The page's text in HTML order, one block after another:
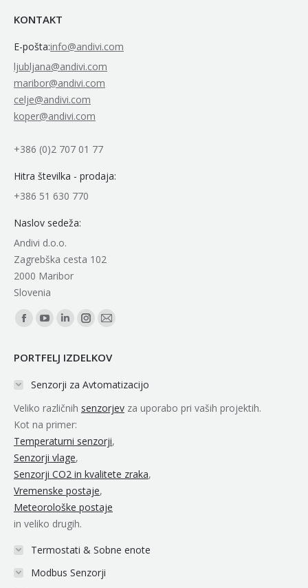
KONTAKT
E-pošta:info@andivi.com
ljubljana@andivi.com
maribor@andivi.com
celje@andivi.com
koper@andivi.com
+386 (0)2 707 01 77
Hitra številka - prodaja:
+386 51 630 770
Naslov sedeža:
Andivi d.o.o.
Zagrebška cesta 102
2000 Maribor
Slovenia
Find us on:
Facebook
opens
window
YouTube
opens
window
Linkedin
opens
in
window
Instagram
opens
in
window
Mail
opens
window
PORTFELJ IZDELKOV
Senzorji za Avtomatizacijo
Veliko različnih senzorjev za uporabo pri vaših projektih.
Kot na primer:
Temperaturni senzorji,
Senzorji vlage,
Senzorji CO2 in kvalitete zraka,
Vremenske postaje,
Meteorološke postaje
in veliko drugih.
Termostati & Sobne enote
Modbus Senzorji